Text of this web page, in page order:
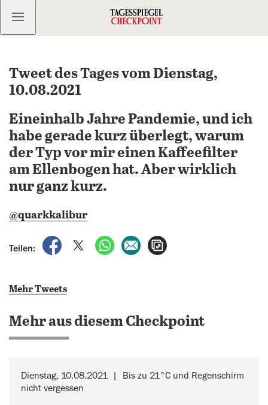
Kostenlos anmelden
Tweet des Tages vom Dienstag,
10.08.2021
Eineinhalb Jahre Pandemie, und ich
habe gerade kurz überlegt, warum
der Typ vor mir einen Kaffeefilter
am Ellenbogen hat. Aber wirklich
nur ganz kurz.
@quarkkalibur
Teilen:
auf Facebook teilen
auf X teilenper WhatsApp teilen
per E-Mail teilen
Mehr Tweets
Mehr aus diesem Checkpoint
Dienstag, 10.08.2021
Bis zu 21°C und Regenschirm
nicht vergessen